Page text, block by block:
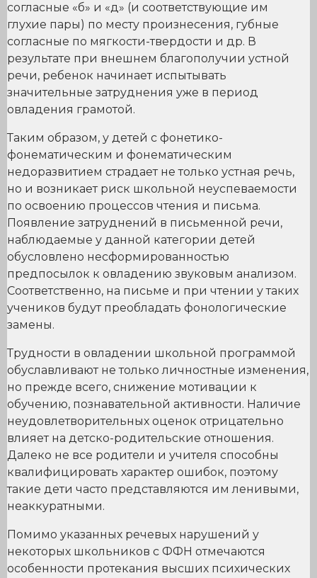
согласные «б» и «д» (и соответствующие им
глухие пары) по месту произнесения, губные
согласные по мягкости-твердости и др. В
результате при внешнем благополучии устной
речи, ребенок начинает испытывать
значительные затруднения уже в период
овладения грамотой.
Таким образом, у детей с фонетико-
фонематическим и фонематическим
недоразвитием страдает не только устная речь,
но и возникает риск школьной неуспеваемости
по освоению процессов чтения и письма.
Появление затруднений в письменной речи,
наблюдаемые у данной категории детей
обусловлено несформированностью
предпосылок к овладению звуковым анализом.
Соответственно, на письме и при чтении у таких
учеников будут преобладать фонологические
замены.
Трудности в овладении школьной программой
обуславливают не только личностные изменения,
но прежде всего, снижение мотивации к
обучению, познавательной активности. Наличие
неудовлетворительных оценок отрицательно
влияет на детско-родительские отношения.
Далеко не все родители и учителя способны
квалифицировать характер ошибок, поэтому
такие дети часто представляются им ленивыми,
неаккуратными.
Помимо указанных речевых нарушений у
некоторых школьников с ФФН отмечаются
особенности протекания высших психических